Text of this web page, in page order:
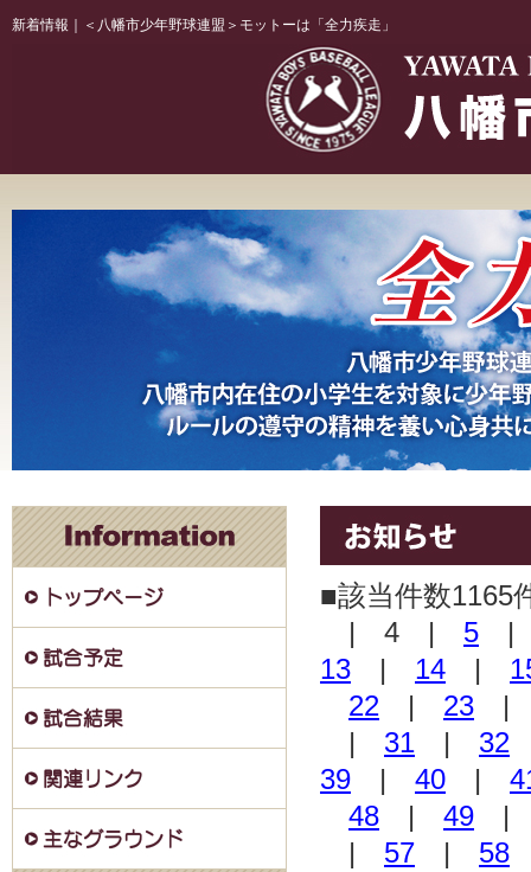
新着情報｜＜八幡市少年野球連盟＞モットーは「全力疾走」
■該当件数
| 4 | 5
13 | 14 |
22 | 23
| 31 | 32
39 | 40 |
48 | 49
| 57 | 58